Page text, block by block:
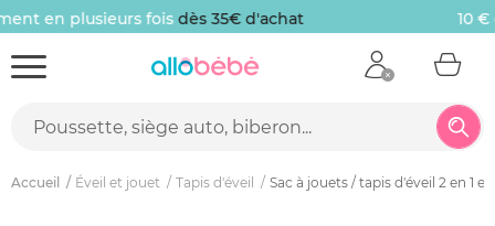
10 € offertssur votre première commande
Accueil Éveil et jouet Tapis d'éveil Sac à jouets / tapis d'éveil 2 en 1